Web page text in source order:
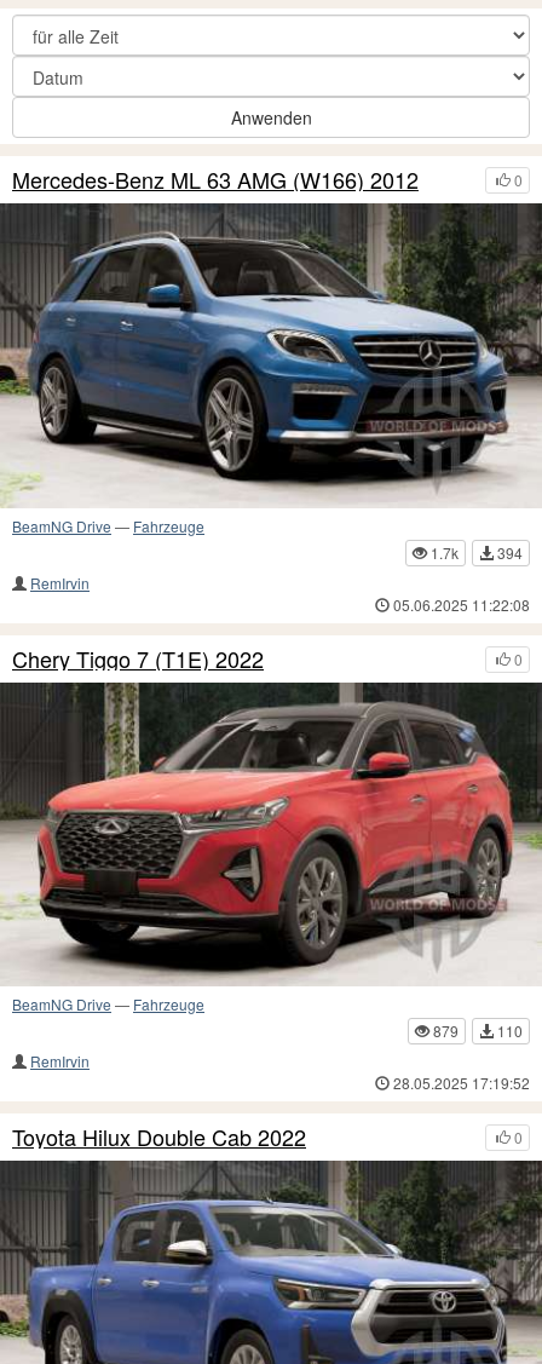
Anwenden
0
Mercedes-Benz ML 63 AMG (W166) 2012
BeamNG Drive — Fahrzeuge
1.7k
394
RemIrvin
05.06.2025 11:22:08
0
Chery Tiggo 7 (T1E) 2022
BeamNG Drive — Fahrzeuge
879
110
RemIrvin
28.05.2025 17:19:52
0
Toyota Hilux Double Cab 2022